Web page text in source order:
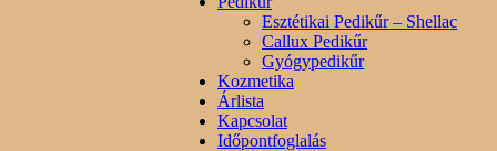
Esztétikai Pedikűr – Shellac
Callux Pedikűr
Gyógypedikűr
Kozmetika
Árlista
Kapcsolat
Időpontfoglalás